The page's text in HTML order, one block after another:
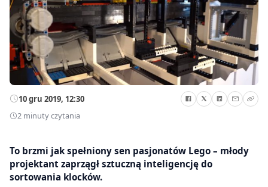
10 gru 2019, 12:30
2 minuty czytania
To brzmi jak spełniony sen pasjonatów Lego – młody
projektant zaprzągł sztuczną inteligencję do
sortowania klocków.